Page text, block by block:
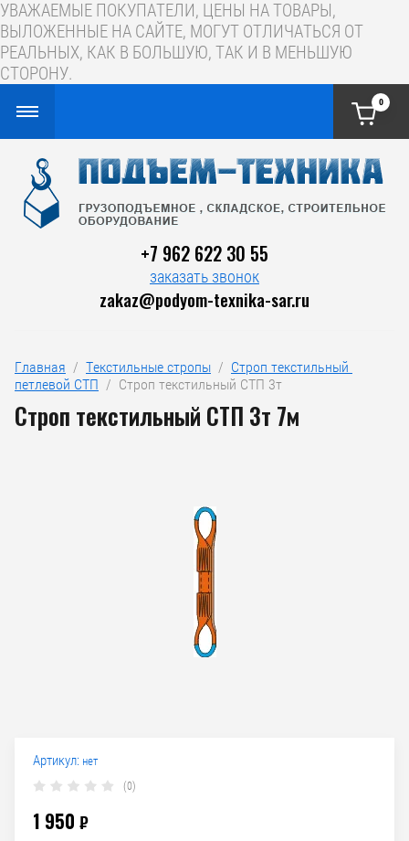
УВАЖАЕМЫЕ ПОКУПАТЕЛИ, ЦЕНЫ НА ТОВАРЫ,
ВЫЛОЖЕННЫЕ НА САЙТЕ, МОГУТ ОТЛИЧАТЬСЯ ОТ
РЕАЛЬНЫХ, КАК В БОЛЬШУЮ, ТАК И В МЕНЬШУЮ
СТОРОНУ.
0
+7 962 622 30 55
заказать звонок
zakaz@podyom-texnika-sar.ru
Главная
  /
Текстильные стропы
  /
Строп текстильный
петлевой СТП
  /  Строп текстильный СТП 3т
Строп текстильный СТП 3т 7м
Артикул: нет
(0)
1 950 ₽